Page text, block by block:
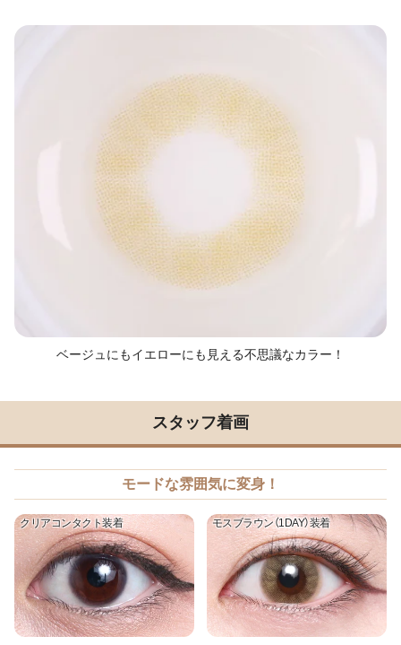
ベージュにもイエローにも見える不思議なカラー！
スタッフ着画
モードな雰囲気に変身！
クリアコンタクト装着 モスブラウン（1DAY）装着